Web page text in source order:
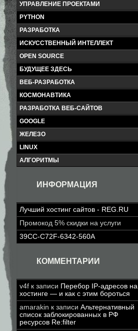
УПРАВЛЕНИЕ ПРОЕКТАМИ
PYTHON
РАЗРАБОТКА
ИСКУССТВЕННЫЙ ИНТЕЛЛЕКТ
OPEN SOURCE
БУДУЩЕЕ ЗДЕСЬ
ВЕБ-РАЗРАБОТКА
КОСМОНАВТИКА
РАЗРАБОТКА ВЕБ-САЙТОВ
GOOGLE
ЖЕЛЕЗО
LINUX
АЛГОРИТМЫ
ИНФОРМАЦИЯ
Лучший хостинг сайтов - REG.RU
Промокод 5% скидки на услуги
39CC-C72F-6342-560A
КОММЕНТАРИИ
v4f к записи Перебор IP-адресов на
хостинге — и как с этим бороться
amarakin к записи Альтернативный
список заблокированных в РФ
ресурсов Re:filter